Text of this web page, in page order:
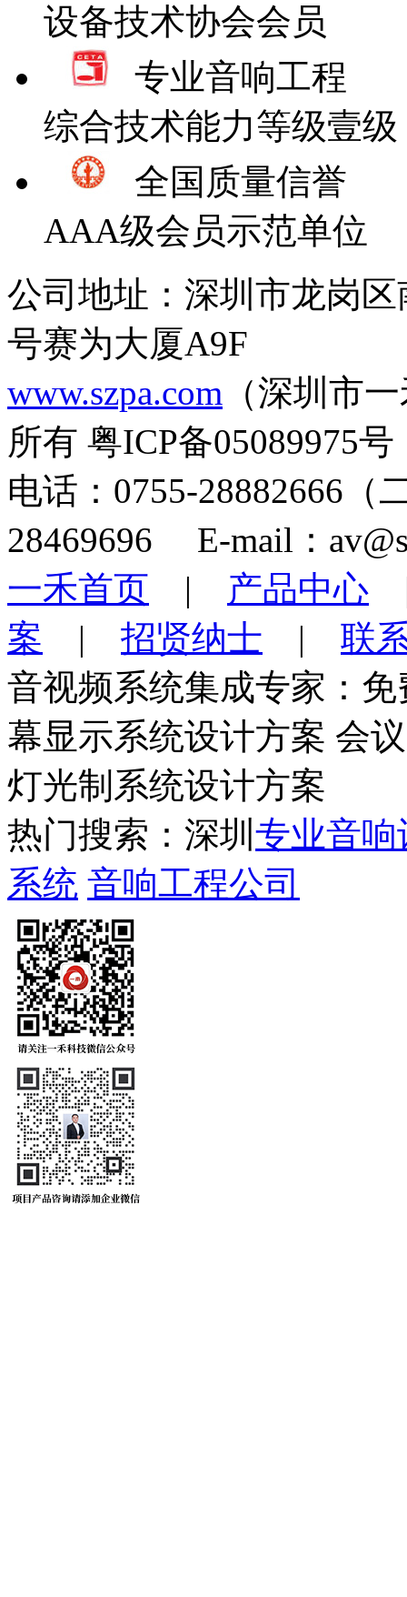
设备技术协会会员
专业音响工程
综合技术能力等级壹级
全国质量信誉
AAA级会员示范单位
公司地址：深圳市龙岗
号赛为大厦A9F
www.szpa.com （深圳市
所有 粤ICP备05089975号
电话：0755-28882666
28469696 E-mail：
一禾首页 | 产品中心
案 | 招贤纳士 | 联
音视频系统集成专家：
幕显示系统设计方案 会
灯光制系统设计方案
热门搜索：深圳 专业音响
系统 音响工程公司